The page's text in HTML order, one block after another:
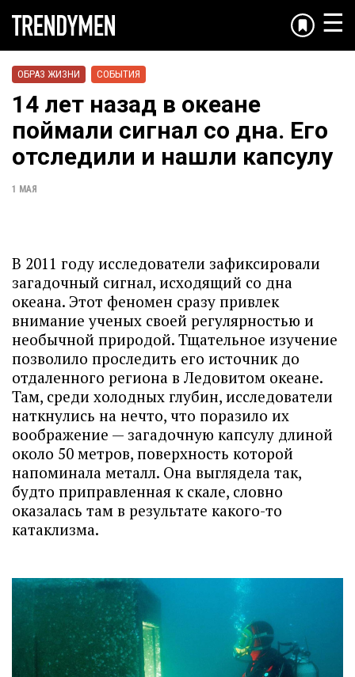
☰
ОБРАЗ ЖИЗНИ СОБЫТИЯ
14 лет назад в океане
поймали сигнал со дна. Его
отследили и нашли капсулу
1 МАЯ
В 2011 году исследователи зафиксировали
загадочный сигнал, исходящий со дна
океана. Этот феномен сразу привлек
внимание ученых своей регулярностью и
необычной природой. Тщательное изучение
позволило проследить его источник до
отдаленного региона в Ледовитом океане.
Там, среди холодных глубин, исследователи
наткнулись на нечто, что поразило их
воображение — загадочную капсулу длиной
около 50 метров, поверхность которой
напоминала металл. Она выглядела так,
будто приправленная к скале, словно
оказалась там в результате какого-то
катаклизма.